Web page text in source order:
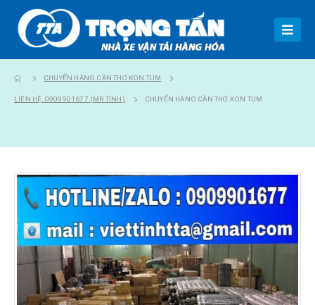
CHUYỂN HÀNG CẦN THƠ KON TUM
LIÊN HỆ: 0909901677 (MR TÍNH) CHUYỂN HÀNG CẦN THƠ KON TUM